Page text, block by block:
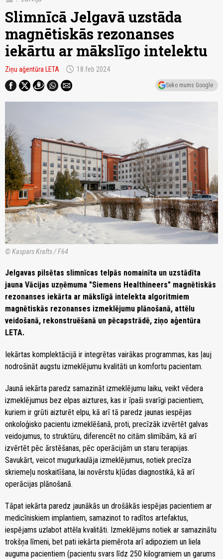
Slimnīcā Jelgavā uzstāda
magnētiskās rezonanses
iekārtu ar mākslīgo intelektu
Ziņu aģentūra LETA schedule 18.feb 2024
Seko mums Google
© Kaspars Krafts / F64
Jelgavas pilsētas slimnīcas telpās nomainīta un uzstādīta
jauna Vācijas uzņēmuma "Siemens Healthineers" magnētiskās
rezonanses iekārta ar mākslīgā intelekta algoritmiem
magnētiskās rezonanses izmeklējumu plānošanā, attēlu
veidošanā, rekonstruēšanā un pēcapstrādē, ziņo aģentūra
LETA.
Iekārtas komplektācijā ir integrētas vairākas programmas, kas ļauj
nodrošināt augstu izmeklējumu kvalitāti un komfortu pacientam.
Jaunā iekārta paredz samazināt izmeklējumu laiku, veikt vēdera
izmeklējumus bez elpas aiztures, kas ir īpaši svarīgi pacientiem,
kuriem ir grūti aizturēt elpu, kā arī tā paredz jaunas iespējas
onkoloģisko pacientu izmeklēšanā, proti, precīzāk izvērtēt galvas
veidojumus, to struktūru, diferencēt no citām slimībām, kā arī
izvērtēt pēc ārstēšanas, pēc operācijām un staru terapijas.
Savukārt, veicot mugurkaulāja izmeklējumus, notiek precīza
skriemeļu noskaitīšana, lai novērstu kļūdas diagnostikā, kā arī
operācijas plānošanā.
Tāpat iekārta paredz jaunākās un drošākās iespējas pacientiem ar
medicīniskiem implantiem, samazinot to radītos artefaktus,
iespējams uzlabot attēla kvalitāti. Izmeklējums notiek ar samazinātu
trokšņa līmeni, bet pati iekārta piemērota arī adipoziem un liela
auguma pacientiem (pacientu svars līdz 250 kilogramiem un garums